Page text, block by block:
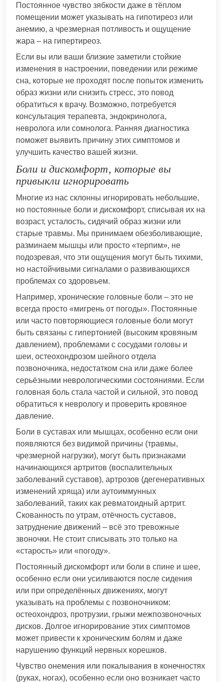
Постоянное чувство зябкости даже в тёплом
помещении может указывать на гипотиреоз или
анемию, а чрезмерная потливость и ощущение
жара – на гипертиреоз.
Если вы или ваши близкие заметили стойкие
изменения в настроении, поведении или режиме
сна, которые не проходят после попыток изменить
образ жизни или снизить стресс, это повод
обратиться к врачу. Возможно, потребуется
консультация терапевта, эндокринолога,
невролога или сомнолога. Ранняя диагностика
поможет выявить причину этих симптомов и
улучшить качество вашей жизни.
Боли и дискомфорт, которые вы
привыкли игнорировать
Многие из нас склонны игнорировать небольшие,
но постоянные боли и дискомфорт, списывая их на
возраст, усталость, сидячий образ жизни или
старые травмы. Мы принимаем обезболивающие,
разминаем мышцы или просто «терпим», не
подозревая, что эти ощущения могут быть тихими,
но настойчивыми сигналами о развивающихся
проблемах со здоровьем.
Например, хронические головные боли – это не
всегда просто «мигрень от погоды». Постоянные
или часто повторяющиеся головные боли могут
быть связаны с гипертонией (высоким кровяным
давлением), проблемами с сосудами головы и
шеи, остеохондрозом шейного отдела
позвоночника, недостатком сна или даже более
серьёзными неврологическими состояниями. Если
головная боль стала частой и сильной, это повод
обратиться к неврологу и проверить кровяное
давление.
Боли в суставах или мышцах, особенно если они
появляются без видимой причины (травмы,
чрезмерной нагрузки), могут быть признаками
начинающихся артритов (воспалительных
заболеваний суставов), артрозов (дегенеративных
изменений хряща) или аутоиммунных
заболеваний, таких как ревматоидный артрит.
Скованность по утрам, отёчность суставов,
затруднение движений – всё это тревожные
звоночки. Не стоит списывать это только на
«старость» или «погоду».
Постоянный дискомфорт или боли в спине и шее,
особенно если они усиливаются после сидения
или при определённых движениях, могут
указывать на проблемы с позвоночником:
остеохондроз, протрузии, грыжи межпозвоночных
дисков. Долгое игнорирование этих симптомов
может привести к хроническим болям и даже
нарушению функций нервных корешков.
Чувство онемения или покалывания в конечностях
(руках, ногах), особенно если оно возникает часто